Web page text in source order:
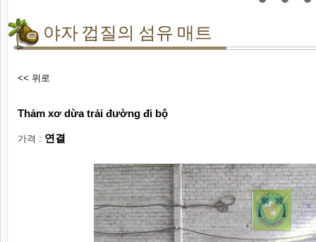
야자 껍질의 섬유 매트
<< 위로
Thảm xơ dừa trải đường đi bộ
가격 : 연결